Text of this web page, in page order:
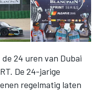
24 uren van Dubai
De 24-jarige
regelmatig laten